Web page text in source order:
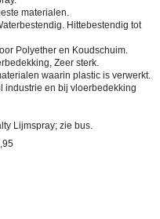
materialen.
Hittebestendig tot
Polyether en Koudschuim.
Zeer sterk.
waarin plastic is verwerkt.
industrie en bij vloerbedekking
Lijmspray; zie bus.